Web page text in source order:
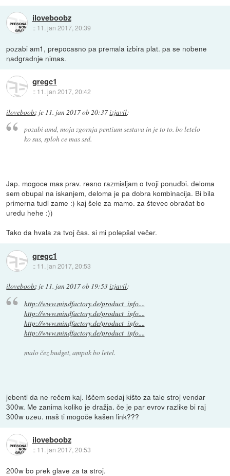
iloveboobz
:: 11. jan 2017, 20:39
pozabi am1, prepocasno pa premala izbira plat. pa se nobene
nadgradnje nimas.
gregc1
:: 11. jan 2017, 20:42
iloveboobz je 11. jan 2017 ob 20:37izjavil:
pozabi amd, moja zgornja pentium sestava in je to to. bo letelo
ko sus, sploh ce mas ssd.
Jap. mogoce mas prav. resno razmisljam o tvoji ponudbi. deloma
sem obupal na iskanjem, deloma je pa dobra kombinacija. Bi bila
primerna tudi zame :) kaj šele za mamo. za števec obračat bo
uredu hehe :))
Tako da hvala za tvoj čas. si mi polepšal večer.
gregc1
:: 11. jan 2017, 20:53
iloveboobz je 11. jan 2017 ob 19:53izjavil:
http://www.mindfactory.de/product_info....
http://www.mindfactory.de/product_info....
http://www.mindfactory.de/product_info....
http://www.mindfactory.de/product_info....
malo čez budget, ampak bo letel.
jebenti da ne rečem kaj. Iščem sedaj kišto za tale stroj vendar
300w. Me zanima koliko je dražja. če je par evrov razlike bi raj
300w uzeu. maš ti mogoče kašen link???
iloveboobz
:: 11. jan 2017, 20:53
200w bo prek glave za ta stroj.